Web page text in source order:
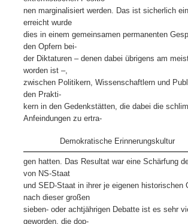
nen marginalisiert werden. Das ist sicherlich
erreicht wurde
dies in einem gemeinsamen permanenten
den Opfern bei-
der Diktaturen – denen dabei übrigens am
worden ist –,
zwischen Politikern, Wissenschaftlern und
den Prakti-
kern in den Gedenkstätten, die dabei die
Anfeindungen zu ertra-
Demokratische Erinnerungskultur
gen hatten. Das Resultat war eine Schärfung
von NS-Staat
und SED-Staat in ihrer je eigenen historischen
nach dieser großen
sieben- oder achtjährigen Debatte ist es sehr
geworden, die dop-